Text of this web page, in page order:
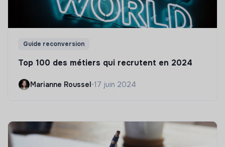
Guide reconversion
Top 100 des métiers qui recrutent en 2024
Marianne Roussel•17 juin 2024